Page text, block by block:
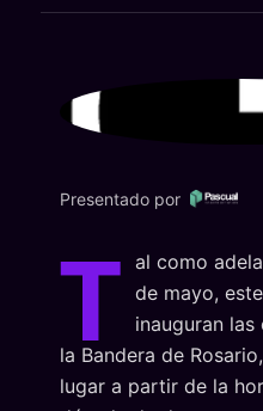
Presentado por
T al como
de mayo,
inauguran
la Bandera de
lugar a partir de la